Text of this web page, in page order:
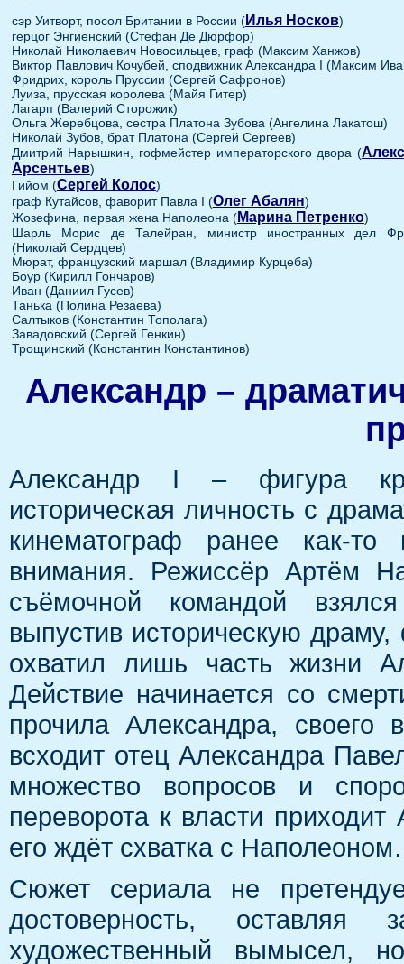
сэр Уитворт, посол Британии в России (Илья Носков)
герцог Энгиенский (Стефан Де Дюрфор)
Николай Николаевич Новосильцев, граф (Максим Ханжов)
Виктор Павлович Кочубей, сподвижник Александра I (Максим
Фридрих, король Пруссии (Сергей Сафронов)
Луиза, прусская королева (Майя Гитер)
Лагарп (Валерий Сторожик)
Ольга Жеребцова, сестра Платона Зубова (Ангелина Лакатош)
Николай Зубов, брат Платона (Сергей Сергеев)
Дмитрий Нарышкин, гофмейстер императорского двора (
Арсентьев)
Гийом (Сергей Колос)
граф Кутайсов, фаворит Павла I (Олег Абалян)
Жозефина, первая жена Наполеона (Марина Петренко)
Шарль Морис де Талейран, министр иностранных дел
(Николай Сердцев)
Мюрат, французский маршал (Владимир Курцеба)
Боур (Кирилл Гончаров)
Иван (Даниил Гусев)
Танька (Полина Резаева)
Салтыков (Константин Тополага)
Завадовский (Сергей Генкин)
Трощинский (Константин Константинов)
Александр –
Александр I – фигура
историческая личность с
кинематограф ранее как-
внимания. Режиссёр Артём
съёмочной командой
выпустив историческую
охватил лишь часть жизни
Действие начинается со
прочила Александра,
всходит отец Александра
множество вопросов и
переворота к власти
его ждёт схватка с
Сюжет сериала не
достоверность,
художественный вымысел,